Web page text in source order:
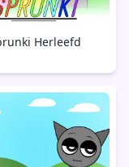
Herleefd